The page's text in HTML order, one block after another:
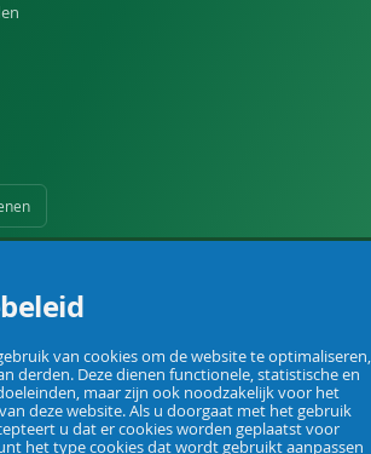
veehouderij, huis, erf en tuin.
van cookies om de website te optimaliseren,
derden. Deze dienen functionele, statistische en
maar zijn ook noodzakelijk voor het
deze website. Als u doorgaat met het gebruik
u dat er cookies worden geplaatst voor
het type cookies dat wordt gebruikt aanpassen